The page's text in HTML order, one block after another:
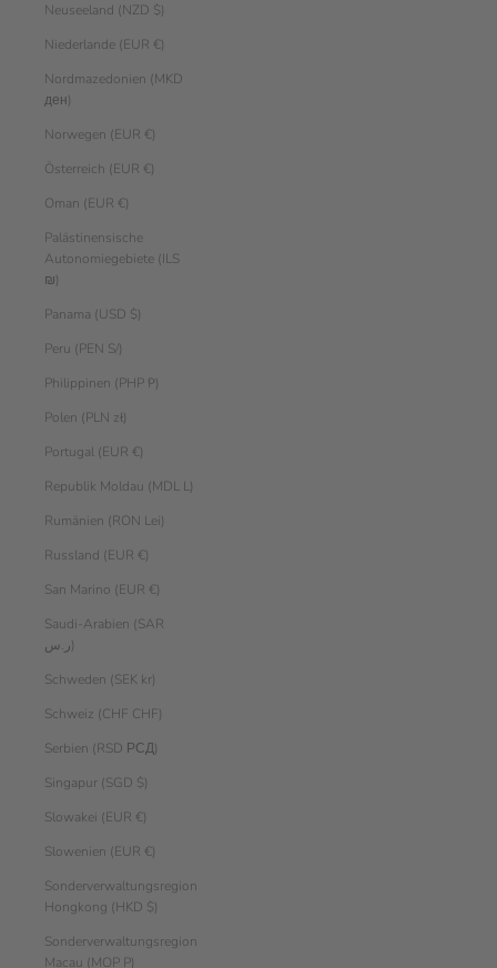
Neuseeland (NZD $)
Niederlande (EUR €)
Nordmazedonien (MKD
ден)
Norwegen (EUR €)
Österreich (EUR €)
Oman (EUR €)
Palästinensische
Autonomiegebiete (ILS
₪)
Panama (USD $)
Peru (PEN S/)
Philippinen (PHP ₱)
Polen (PLN zł)
Portugal (EUR €)
Republik Moldau (MDL L)
Rumänien (RON Lei)
Russland (EUR €)
San Marino (EUR €)
Saudi-Arabien (SAR
ر.س)
Schweden (SEK kr)
Schweiz (CHF CHF)
Serbien (RSD РСД)
Singapur (SGD $)
Slowakei (EUR €)
Slowenien (EUR €)
Sonderverwaltungsregion
Hongkong (HKD $)
Sonderverwaltungsregion
Macau (MOP P)